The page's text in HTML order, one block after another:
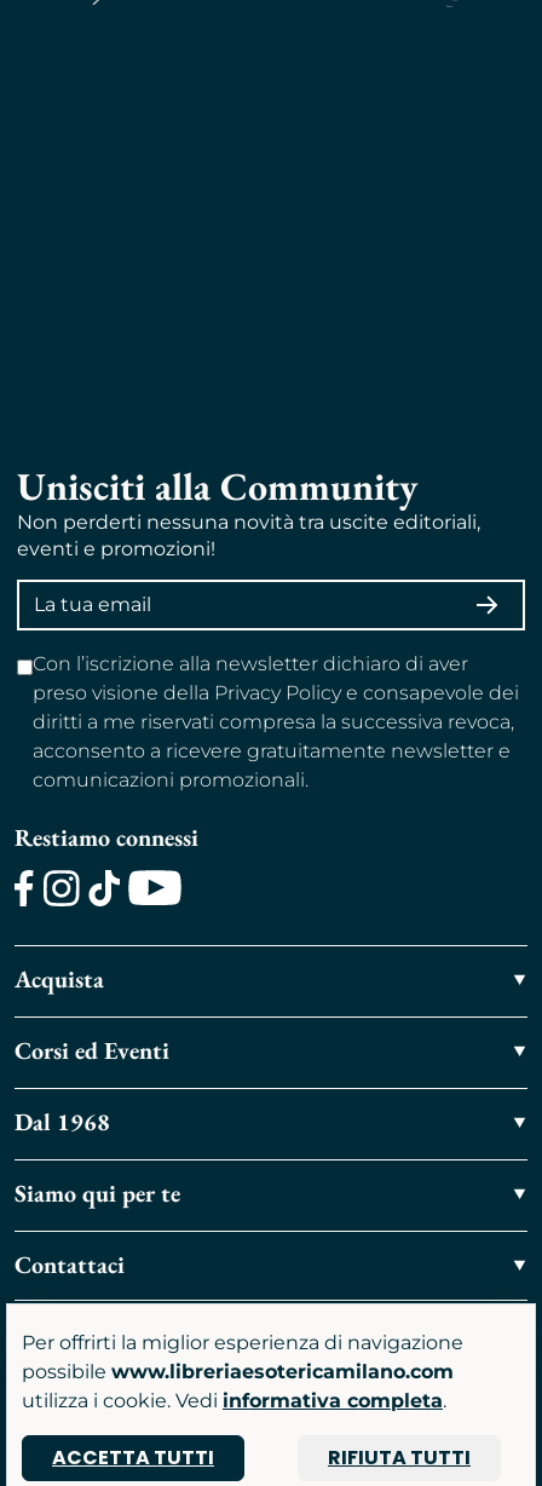
Unisciti alla Community
Non perderti nessuna novità tra uscite editoriali,
eventi e promozioni!
Indirizzo
email
Con l’iscrizione alla newsletter dichiaro di aver
preso visione della Privacy Policy e consapevole dei
diritti a me riservati compresa la successiva revoca,
acconsento a ricevere gratuitamente newsletter e
comunicazioni promozionali.
Restiamo connessi
Acquista
Corsi ed Eventi
Dal 1968
Siamo qui per te
Contattaci
Vieni a trovarci
Per offrirti la miglior esperienza di navigazione
possibile www.libreriaesotericamilano.com
utilizza i cookie. Vedi informativa completa.
ACCETTA TUTTI RIFIUTA TUTTI